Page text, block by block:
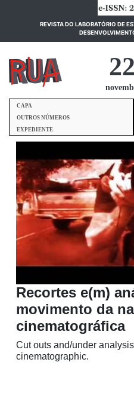
REVISTA DO LABORATÓRIO DE
CAPA
OUTROS NÚMEROS
EXPEDIENTE
Recortes e(m)
movimento da
cinematográfica
Cut outs and/under
cinematographic.